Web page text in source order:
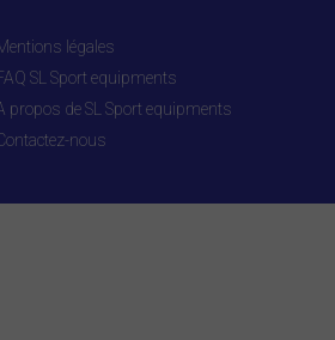
légales
SL Sport equipments
propos de SL Sport equipments
nous